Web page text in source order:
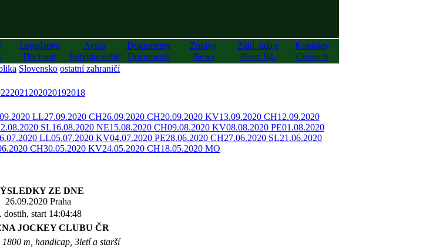
Legislativa
Decision
Avíza
Foreign starts
Dokumenty
Documents
Zprávy
News
Zákl. údaje
Basic fig.
Kontakty
Contacts
Slovensko ostatní zahraničí
2021 202020192018
LL27.09.2020 CH26.09.2020 CH20.09.2020 KV13.09.2020 CH12.09.2020
SL16.08.2020 NE15.08.2020 CH09.08.2020 KV08.08.2020 PE01.08.2020
LL05.07.2020 KV04.07.2020 PE28.06.2020 CH27.06.2020 SL21.06.2020
CH30.05.2020 KV24.05.2020 CH18.05.2020 MO
ZE DNE
26.09.2020 Praha
dostih, start 14:04:48
JOCKEY CLUBU ČR
m, handicap, 3letí a starší